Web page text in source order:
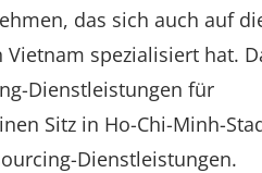
das sich auch auf
spezialisiert hat.
Dienstleistungen für
Sitz in Ho-Chi-Minh-
Dienstleistungen.